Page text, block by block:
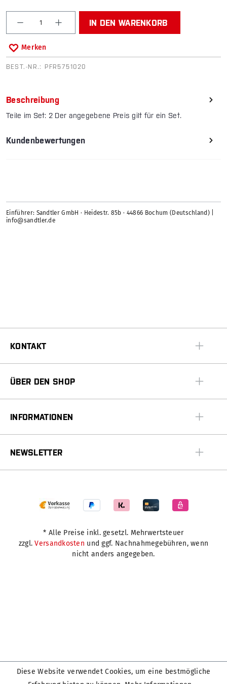
Produkt Anzahl: Gib den gewünschten Wert ein
IN DEN WARENKORB
Merken
BEST.-NR.: PFR5751020
Beschreibung
Teile im Set: 2 Der angegebene Preis gilt für ein Set.
Kundenbewertungen
Einführer: Sandtler GmbH · Heidestr. 85b · 44866 Bochum (Deutschland) |
info@sandtler.de
KONTAKT
ÜBER DEN SHOP
INFORMATIONEN
NEWSLETTER
* Alle Preise inkl. gesetzl. Mehrwertsteuer
zzgl.Versandkosten und ggf. Nachnahmegebühren, wenn
nicht anders angegeben.
Diese Website verwendet Cookies, um eine bestmögliche